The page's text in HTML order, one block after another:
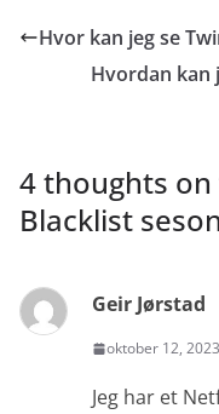
Hvor kan jeg se
Hvordan kan
4 thoughts on
Blacklist
Geir Jørstad
oktober 12,
Jeg har et